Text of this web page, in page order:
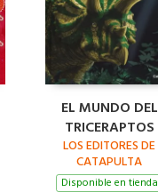
EL MUNDO DEL
TRICERAPTOS
LOS EDITORES DE
CATAPULTA
Disponible en tienda